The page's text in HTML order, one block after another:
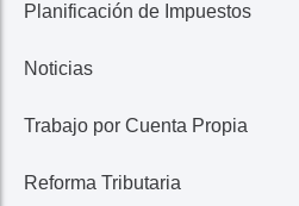
Educación
401K, IRA, Acciones
Ingresos de Negocio
Planificación de Impuestos
Ahorros
Calculadora de Impuestos
Noticias
Lo Último en Impuestos
Noticias TurboTax
Trabajo por Cuenta Propia
1099 MISC/K
Reforma Tributaria